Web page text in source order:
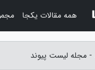
- مجله لیست پیوند
همه مقالات یکجا